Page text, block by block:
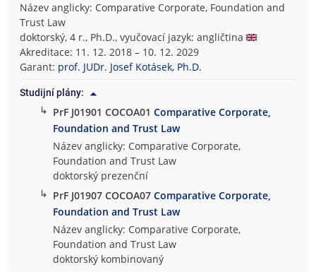
Název anglicky: Comparative Corporate, Foundation and
Trust Law
doktorský, 4 r., Ph.D., vyučovací jazyk: angličtina
Akreditace: 11. 12. 2018 – 10. 12. 2029
Garant: prof. JUDr. Josef Kotásek, Ph.D.
Studijní plány:
↳ PrF J01901 COCOA01Comparative Corporate,
Foundation and Trust Law
Název anglicky: Comparative Corporate,
Foundation and Trust Law
doktorský prezenční
↳ PrF J01907 COCOA07Comparative Corporate,
Foundation and Trust Law
Název anglicky: Comparative Corporate,
Foundation and Trust Law
doktorský kombinovaný